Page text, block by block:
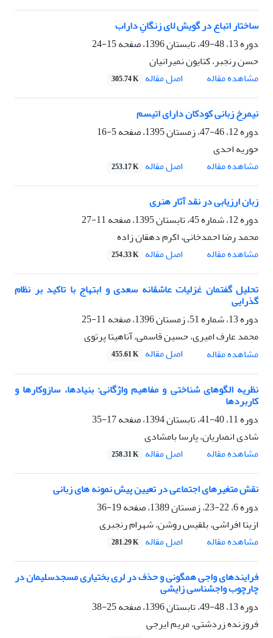
ساختار اتباع در گویش لای زنگانِ داراب
دوره 13، 48-49، تابستان 1396، صفحه
15-24
حسن رنجبر، کتایون نمیرانیان
مشاهده مقاله
اصل مقاله 305.74 K
نیمرخ زبانی کودکان دارای اتیسم
دوره 12، 46-47، زمستان 1395، صفحه
5-16
حوریه احدی
مشاهده مقاله
اصل مقاله 253.17 K
زبان ارزیابی در نقد آثار هنری
دوره 12، شماره 45، تابستان 1395، صفحه
11-27
محمد رضا احمدخانی، اکرم دهقان زاده
مشاهده مقاله
اصل مقاله 254.33 K
تحلیل گفتمان غزلیات عاشقانه سعدی و ابتهاج با تاکید بر نظام
گذرایی
دوره 13، شماره 51، زمستان 1396، صفحه
11-25
محمد عارف امیری، حسین قاسمی، آناهیتا پرتوی
مشاهده مقاله
اصل مقاله 455.61 K
نظریه الگوهای شناختی و مفاهیم واژگانی: بنیادها، سازوکارها و
کاربردها
دوره 11، 40-41، تابستان 1394، صفحه
17-35
شادی انصاریان، پارسا بامشادی
مشاهده مقاله
اصل مقاله 258.31 K
نقش متغیرهای اجتماعی در تعیین پیش نمونه های زبانی
دوره 6، 22-23، زمستان 1389، صفحه
19-36
ازیتا افراشی، بلقیس روشن، شهرام رنجبری
مشاهده مقاله
اصل مقاله 281.29 K
فرایندهای واجی همگونی و حذف در لری بختیاری مسجدسلیمان در
چارچوب واج‏شناسی زایشی
دوره 13، 48-49، تابستان 1396، صفحه
25-38
فروزنده زردشتی، مریم ایرجی